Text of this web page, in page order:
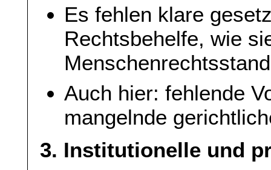
Es fehlen klare
Rechtsbehelfe, wie
Auch hier: fehlende
mangelnde
3. Institutionelle und